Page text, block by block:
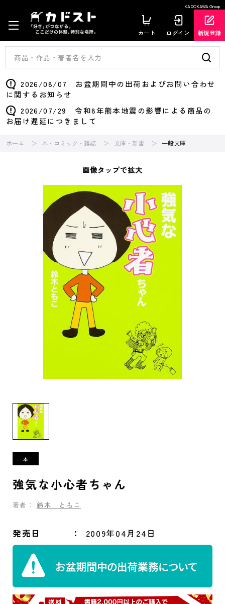
KADOKAWA Group
カート ログイン 新規登録
2026/08/07 お盆期間中の出荷およびお問い合わせ
に関するお知らせ
2026/07/29 令和8年熊本地震の影響による商品の
お届け遅延につきまして
ホーム 本・コミック・雑誌 文庫・新書 一般文庫
画像タップで拡大
強気な小心者ちゃん
著者： 鈴木 ともこ
発売日 2009年04月24日